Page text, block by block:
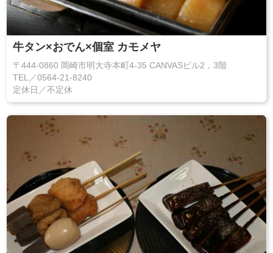
牛タン×おでん×個室 カモメヤ
〒444-0860 岡崎市明大寺本町4-35 CANVASビル2，3階
TEL／0564-21-8240
定休日／不定休